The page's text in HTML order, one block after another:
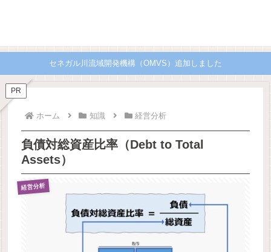
セネガル川流域開発機構（OMVS）追加しました
PR
ホーム 知識 経営分析
負債対総資産比率（Debt to Total
Assets）
経営分析